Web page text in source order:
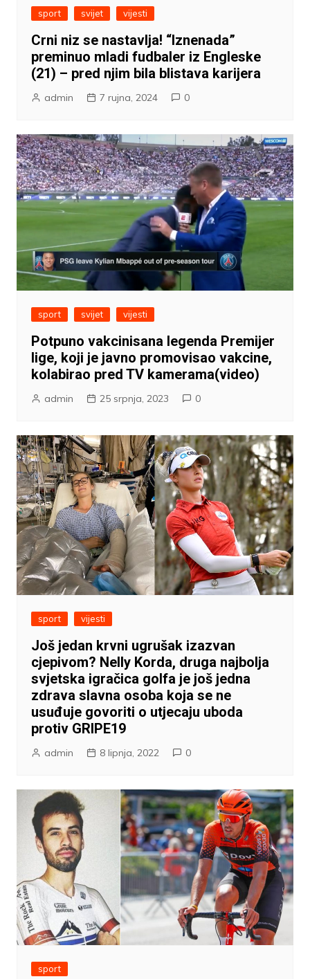
sport svijet vijesti
Crni niz se nastavlja! “Iznenada”
preminuo mladi fudbaler iz Engleske
(21) – pred njim bila blistava karijera
admin 7 rujna, 2024 0
sport svijet vijesti
Potpuno vakcinisana legenda Premijer
lige, koji je javno promovisao vakcine,
kolabirao pred TV kamerama(video)
admin 25 srpnja, 2023 0
sport vijesti
Još jedan krvni ugrušak izazvan
cjepivom? Nelly Korda, druga najbolja
svjetska igračica golfa je još jedna
zdrava slavna osoba koja se ne
usuđuje govoriti o utjecaju uboda
protiv GRIPE19
admin 8 lipnja, 2022 0
sport